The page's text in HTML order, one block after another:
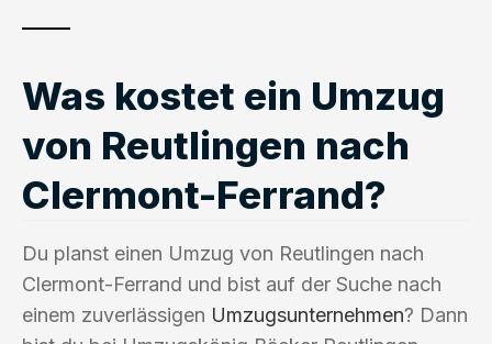
Was kostet ein Umzug
von Reutlingen nach
Clermont-Ferrand?
Du planst einen Umzug von Reutlingen nach
Clermont-Ferrand und bist auf der Suche nach
einem zuverlässigen Umzugsunternehmen? Dann